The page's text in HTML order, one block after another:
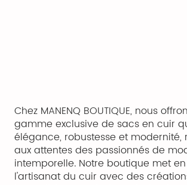
Chez MANENQ BOUTIQUE, nous
gamme exclusive de sacs en cuir
élégance, robustesse et modernité,
aux attentes des passionnés de
intemporelle. Notre boutique met
l'artisanat du cuir avec des